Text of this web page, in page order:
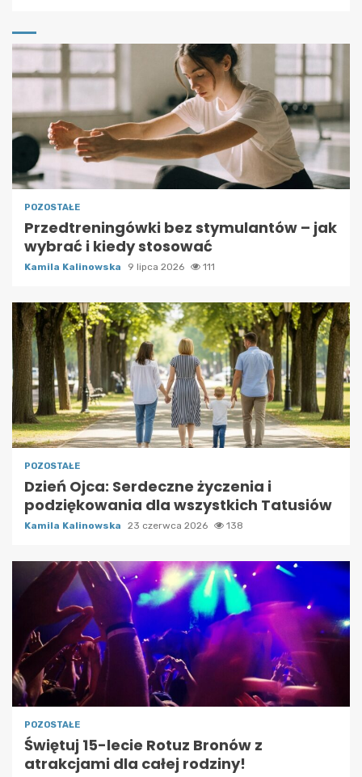
POZOSTAŁE
Przedtreningówki bez stymulantów – jak
wybrać i kiedy stosować
Kamila Kalinowska 9 lipca 2026 111
POZOSTAŁE
Dzień Ojca: Serdeczne życzenia i
podziękowania dla wszystkich Tatusiów
Kamila Kalinowska 23 czerwca 2026 138
POZOSTAŁE
Świętuj 15-lecie Rotuz Bronów z
atrakcjami dla całej rodziny!